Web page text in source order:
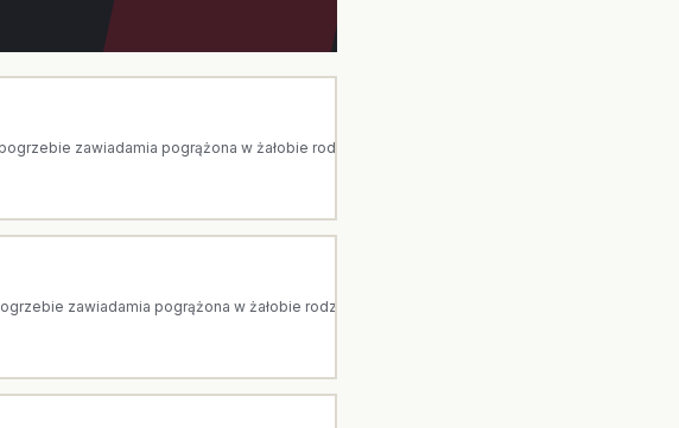
zawiadamia pogrążona w żałobie rodzina. Arka to dom pogrzebowy z Ostrołęki.
zawiadamia pogrążona w żałobie rodzina. Arka to dom pogrzebowy z Ostrołęki.